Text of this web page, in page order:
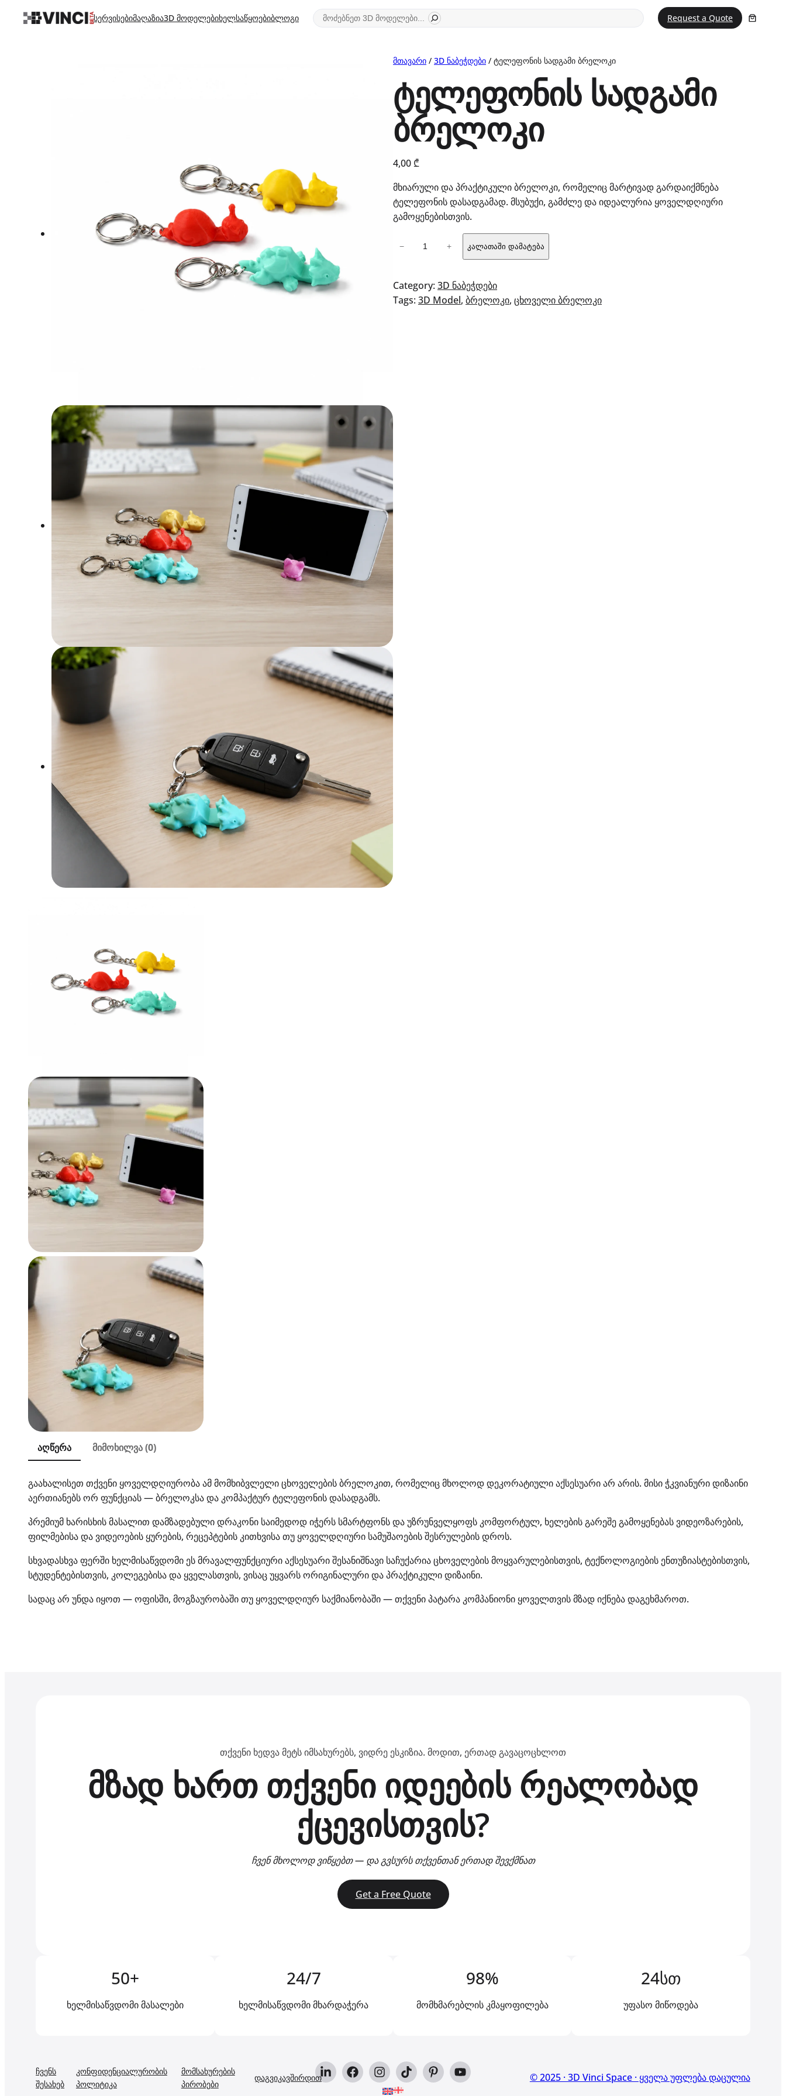
სერვისებიმაღაზია3D მოდელებიხელსაწყოებიბლოგი
ძიება
Request a Quote
მთავარი / 3D ნაბეჭდები / ტელეფონის სადგამი ბრელოკი
ტელეფონის სადგამი
ბრელოკი
4,00₾
მხიარული და პრაქტიკული ბრელოკი, რომელიც მარტივად გარდაიქმნება
ტელეფონის დასადგამად. მსუბუქი, გამძლე და იდეალურია ყოველდღიური
გამოყენებისთვის.
ბრელოკი
− + კალათაში დამატება
Category: 3D ნაბეჭდები
Tags: 3D Model, ბრელოკი, ცხოველი ბრელოკი
აღწერა მიმოხილვა (0)
გაახალისეთ თქვენი ყოველდღიურობა ამ მომხიბვლელი ცხოველების ბრელოკით, რომელიც მხოლოდ დეკორატიული აქსესუარი არ არის. მისი ჭკვიანური დიზაინი
აერთიანებს ორ ფუნქციას — ბრელოკსა და კომპაქტურ ტელეფონის დასადგამს.
პრემიუმ ხარისხის მასალით დამზადებული დრაკონი საიმედოდ იჭერს სმარტფონს და უზრუნველყოფს კომფორტულ, ხელების გარეშე გამოყენებას ვიდეოზარების,
ფილმებისა და ვიდეოების ყურების, რეცეპტების კითხვისა თუ ყოველდღიური სამუშაოების შესრულების დროს.
სხვადასხვა ფერში ხელმისაწვდომი ეს მრავალფუნქციური აქსესუარი შესანიშნავი საჩუქარია ცხოველების მოყვარულებისთვის, ტექნოლოგიების ენთუზიასტებისთვის,
სტუდენტებისთვის, კოლეგებისა და ყველასთვის, ვისაც უყვარს ორიგინალური და პრაქტიკული დიზაინი.
სადაც არ უნდა იყოთ — ოფისში, მოგზაურობაში თუ ყოველდღიურ საქმიანობაში — თქვენი პატარა კომპანიონი ყოველთვის მზად იქნება დაგეხმაროთ.
თქვენი ხედვა მეტს იმსახურებს, ვიდრე ესკიზია. მოდით, ერთად გავაცოცხლოთ
მზად ხართ თქვენი იდეების რეალობად
ქცევისთვის?
ჩვენ მხოლოდ ვიწყებთ — და გვსურს თქვენთან ერთად შევქმნათ
Get a Free Quote
50+
ხელმისაწვდომი მასალები
24/7
ხელმისაწვდომი მხარდაჭერა
98%
მომხმარებლის კმაყოფილება
24სთ
უფასო მიწოდება
ჩვენს
შესახებ
კონფიდენციალურობის
პოლიტიკა
მომსახურების
პირობები
დაგვიკავშირდით © 2025 · 3D Vinci Space · ყველა უფლება დაცულია